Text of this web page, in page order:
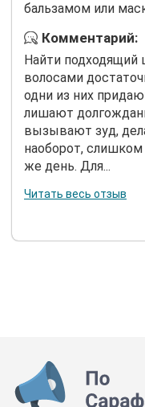
бальзамом или
Комментарий:
Найти
волосами
одни из них
лишают
вызывают зуд,
наоборот,
же день. Для...
Читать весь отзыв